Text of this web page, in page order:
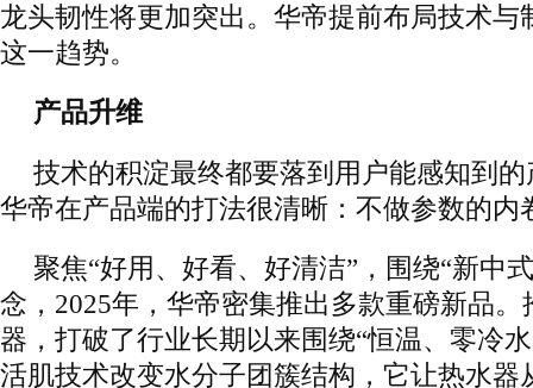
龙头韧性将更加突出。华帝提前布局技术与
这一趋势。
产品升维
技术的积淀最终都要落到用户能感知到
华帝在产品端的打法很清晰：不做参数的内
聚焦“好用、好看、好清洁”，围绕“新中
念，2025年，华帝密集推出多款重磅新品
器，打破了行业长期以来围绕“恒温、零冷
活肌技术改变水分子团簇结构，它让热水器